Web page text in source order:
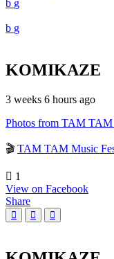
KOMIKAZE
3 weeks 6 hours ago
Photos from TAM TAM
🎬 TAM TAM Music
1
View on Facebook
Share